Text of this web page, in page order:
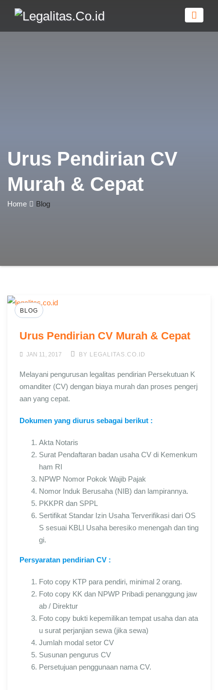
Urus Pendirian CV
Murah & Cepat
Home Blog
BLOG
Urus Pendirian CV Murah & Cepat
JAN 11, 2017 BY LEGALITAS.CO.ID
Melayani pengurusan legalitas pendirian Persekutuan K
omanditer (CV) dengan biaya murah dan proses pengerj
aan yang cepat.
Dokumen yang diurus sebagai berikut :
Akta Notaris
Surat Pendaftaran badan usaha CV di Kemenkum
ham RI
NPWP Nomor Pokok Wajib Pajak
Nomor Induk Berusaha (NIB) dan lampirannya.
PKKPR dan SPPL
Sertifikat Standar Izin Usaha Terverifikasi dari OS
S sesuai KBLI Usaha beresiko menengah dan ting
gi.
Persyaratan pendirian CV :
Foto copy KTP para pendiri, minimal 2 orang.
Foto copy KK dan NPWP Pribadi penanggung jaw
ab / Direktur
Foto copy bukti kepemilikan tempat usaha dan ata
u surat perjanjian sewa (jika sewa)
Jumlah modal setor CV
Susunan pengurus CV
Persetujuan penggunaan nama CV.